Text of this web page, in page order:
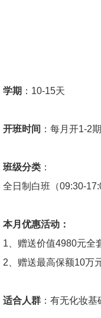
学期 ：10-15天
开班时间 ：每月开1-2
班级分类 ：
全日制白班（09:30-
本月优惠活动：
1、 赠送价值4980元全
2、赠送最高保额10万
适合人群 ：有无化妆